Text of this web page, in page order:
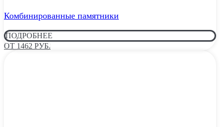
Комбинированные памятники
ПОДРОБНЕЕ
ОТ 1462 РУБ.